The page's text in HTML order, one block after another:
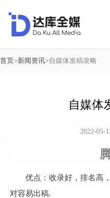
首页>新闻资讯> 自媒体发稿攻略
自媒体
2022-05-
优点：收录好，排名高
对容易出稿.